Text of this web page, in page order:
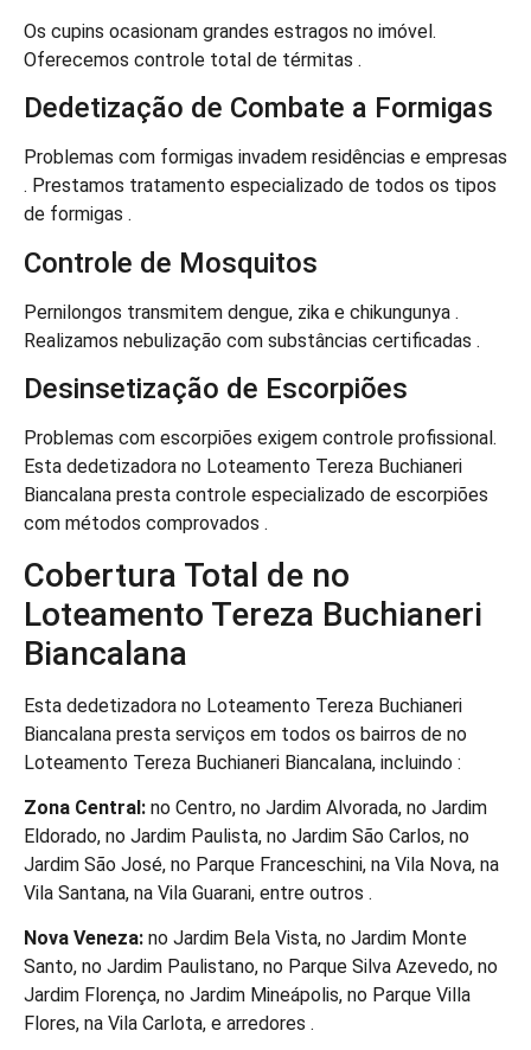
Os cupins ocasionam grandes estragos no imóvel.
Oferecemos controle total de térmitas .
Dedetização de Combate a Formigas
Problemas com formigas invadem residências e empresas
. Prestamos tratamento especializado de todos os tipos
de formigas .
Controle de Mosquitos
Pernilongos transmitem dengue, zika e chikungunya .
Realizamos nebulização com substâncias certificadas .
Desinsetização de Escorpiões
Problemas com escorpiões exigem controle profissional.
Esta dedetizadora no Loteamento Tereza Buchianeri
Biancalana presta controle especializado de escorpiões
com métodos comprovados .
Cobertura Total de no
Loteamento Tereza Buchianeri
Biancalana
Esta dedetizadora no Loteamento Tereza Buchianeri
Biancalana presta serviços em todos os bairros de no
Loteamento Tereza Buchianeri Biancalana, incluindo :
Zona Central: no Centro, no Jardim Alvorada, no Jardim
Eldorado, no Jardim Paulista, no Jardim São Carlos, no
Jardim São José, no Parque Franceschini, na Vila Nova, na
Vila Santana, na Vila Guarani, entre outros .
Nova Veneza: no Jardim Bela Vista, no Jardim Monte
Santo, no Jardim Paulistano, no Parque Silva Azevedo, no
Jardim Florença, no Jardim Mineápolis, no Parque Villa
Flores, na Vila Carlota, e arredores .